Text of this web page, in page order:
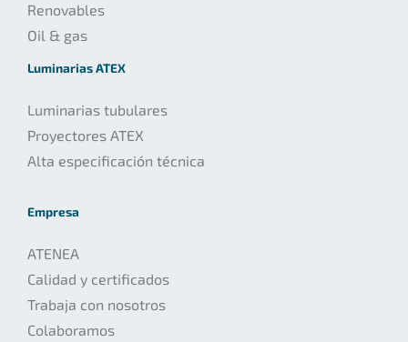
Renovables
Oil & gas
Luminarias ATEX
Luminarias tubulares
Proyectores ATEX
Alta especificación técnica
Empresa
ATENEA
Calidad y certificados
Trabaja con nosotros
Colaboramos